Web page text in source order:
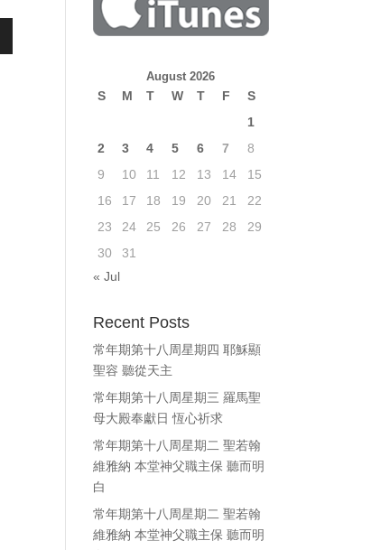
August 2026
S M T W T F
S
1
2
3 4 5 6 7
8
9
10 11 12 13 14
15
16
17 18 19 20 21
22
23
24 25 26 27 28
29
30
31
« Jul
Recent Posts
常年期第十八周星期四 耶穌顯
聖容 聽從天主
常年期第十八周星期三 羅馬聖
母大殿奉獻日 恆心祈求
常年期第十八周星期二 聖若翰
維雅納 本堂神父職主保 聽而明
白
常年期第十八周星期二 聖若翰
維雅納 本堂神父職主保 聽而明